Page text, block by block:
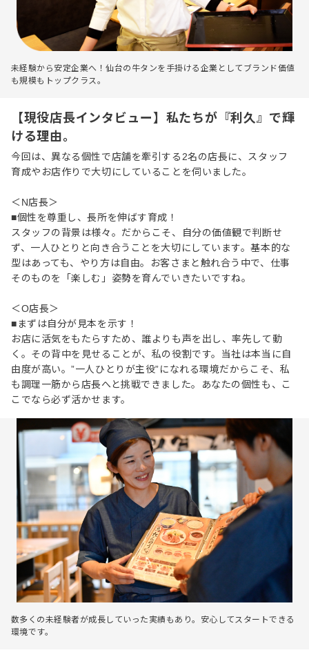
未経験から安定企業へ！仙台の牛タンを手掛ける企業としてブランド価値
も規模もトップクラス。
【現役店長インタビュー】私たちが『利久』で輝
ける理由。
今回は、異なる個性で店舗を牽引する2名の店長に、スタッフ
育成やお店作りで大切にしていることを伺いました。
＜N店長＞
■個性を尊重し、長所を伸ばす育成！
スタッフの背景は様々。だからこそ、自分の価値観で判断せ
ず、一人ひとりと向き合うことを大切にしています。基本的な
型はあっても、やり方は自由。お客さまと触れ合う中で、仕事
そのものを「楽しむ」姿勢を育んでいきたいですね。
＜O店長＞
■まずは自分が見本を示す！
お店に活気をもたらすため、誰よりも声を出し、率先して動
く。その背中を見せることが、私の役割です。当社は本当に自
由度が高い。”一人ひとりが主役”になれる環境だからこそ、私
も調理一筋から店長へと挑戦できました。あなたの個性も、こ
こでなら必ず活かせます。
数多くの未経験者が成長していった実績もあり。安心してスタートできる
環境です。